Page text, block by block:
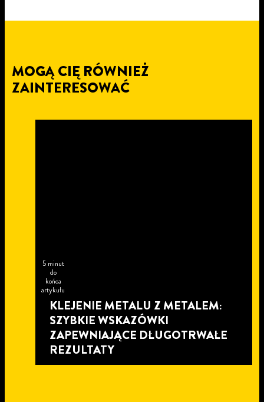
MOGĄ CIĘ RÓWNIEŻ
ZAINTERESOWAĆ
5 minut
do
końca
artykułu
KLEJENIE METALU Z METALEM:
SZYBKIE WSKAZÓWKI
ZAPEWNIAJĄCE DŁUGOTRWAŁE
REZULTATY